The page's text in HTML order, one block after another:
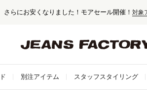
ル開催！対象アイテム
上お買い上げで送料無料！
録でお得な情報をゲット。さらに詳しく
別注アイテム スタッフスタイリング